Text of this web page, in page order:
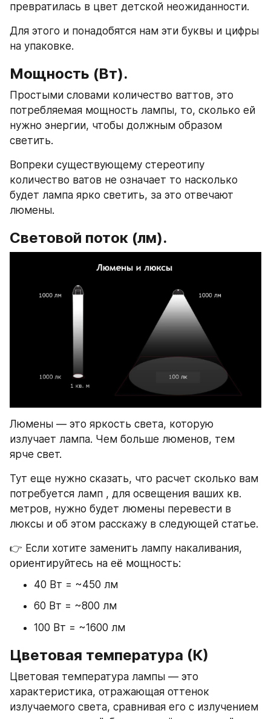
превратилась в цвет детской неожиданности.
Для этого и понадобятся нам эти буквы и цифры
на упаковке.
Мощность (Вт).
Простыми словами количество ваттов, это
потребляемая мощность лампы, то, сколько ей
нужно энергии, чтобы должным образом
светить.
Вопреки существующему стереотипу
количество ватов не означает то насколько
будет лампа ярко светить, за это отвечают
люмены.
Световой поток (лм).
Люмены — это яркость света, которую
излучает лампа. Чем больше люменов, тем
ярче свет.
Тут еще нужно сказать, что расчет сколько вам
потребуется ламп , для освещения ваших кв.
метров, нужно будет люмены перевести в
люксы и об этом расскажу в следующей статье.
👉 Если хотите заменить лампу накаливания,
ориентируйтесь на её мощность:
40 Вт = ~450 лм
60 Вт = ~800 лм
100 Вт = ~1600 лм
Цветовая температура (К)
Цветовая температура лампы — это
характеристика, отражающая оттенок
излучаемого света, сравнивая его с излучением